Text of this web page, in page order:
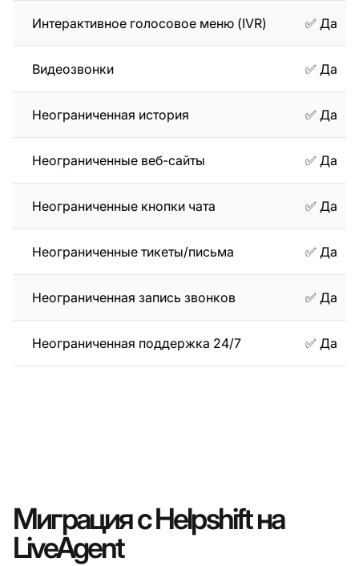
Интерактивное голосовое меню (IVR) ✅ Да
Видеозвонки ✅ Да
Неограниченная история ✅ Да
Неограниченные веб-сайты ✅ Да
Неограниченные кнопки чата ✅ Да
Неограниченные тикеты/письма ✅ Да
Неограниченная запись звонков ✅ Да
Неограниченная поддержка 24/7 ✅ Да
Миграция с Helpshift на
LiveAgent